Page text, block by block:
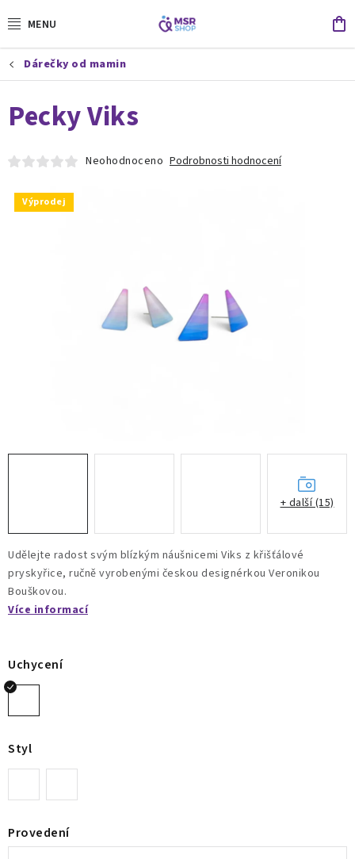
na
Dárečky od mamin
Daruj konkrétní pomoc
Obchodní podmínky Kontakty
Dárečky od mamin
Udělejte radost svým blízkým náušnicemi Viks z křišťálové
pryskyřice, ručně vyrobenými českou designérkou Veronikou
Bouškovou.
Více informací
Uchycení
Styl
Provedení
Pecky Viks
Neohodnoceno Podrobnosti hodnocení
Výprodej
+ další (15)